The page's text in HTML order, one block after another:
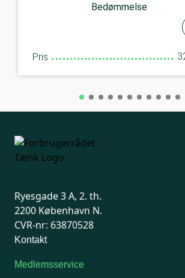
Bedømmelse
Pris
Ryesgade 3 A, 2. th.
2200 København N.
CVR-nr: 63870528
Kontakt
Medlemsservice